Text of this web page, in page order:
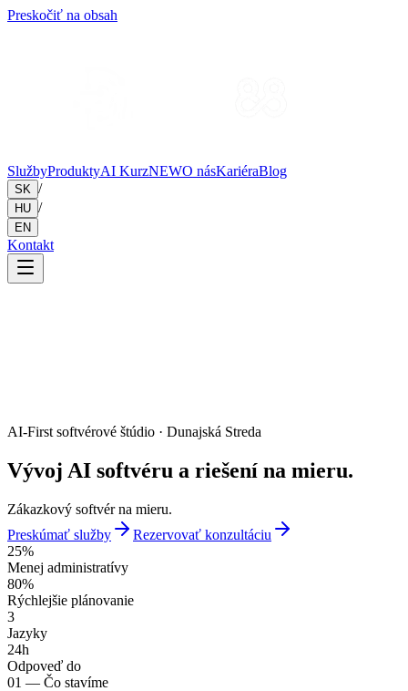
Preskočiť na obsah
SlužbyProduktyAI KurzNEWO násKariéraBlog
SK /
HU /
EN
Kontakt
AI-First softvérové štúdio · Dunajská Streda
Vývoj AI softvéru a riešení na mieru.
Zákazkový softvér na mieru.
Preskúmať služby
Rezervovať konzultáciu
25%
Menej administratívy
80%
Rýchlejšie plánovanie
3
Jazyky
24h
Odpoveď do
01 — Čo stavíme